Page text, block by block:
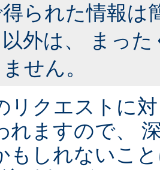
られた情報は
外は、 まっ
せん。
リクエストに
れますので、
もしれないこ